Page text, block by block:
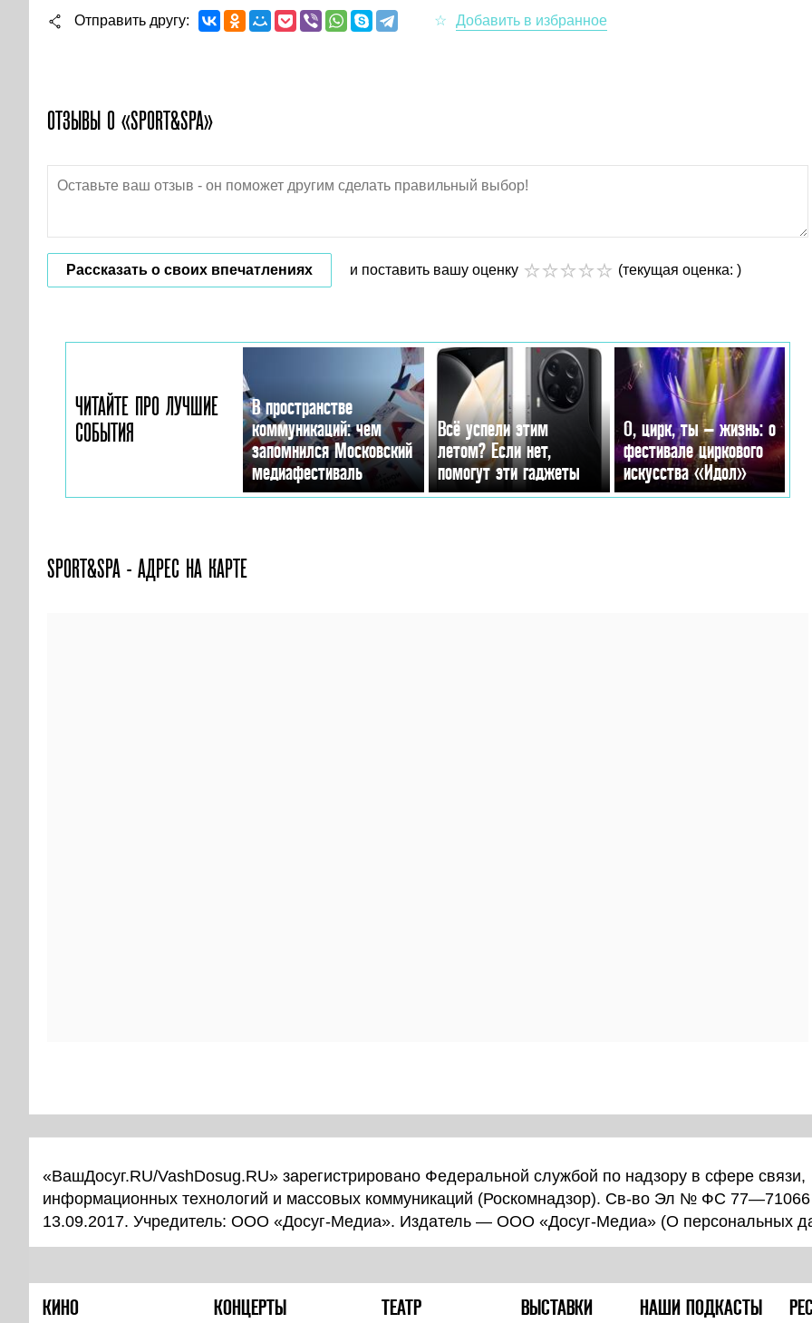
Отправить другу
ОТЗЫВЫ О «SPORT&SPA»
Рассказать о своих впечатлениях и поставить вашу оценку (текущая оценка: )
ЧИТАЙТЕ ПРО ЛУЧШИЕ
СОБЫТИЯ
В пространстве
коммуникаций: чем
запомнился Московский
медиафестиваль
Всё успели этим
летом? Если нет,
помогут эти гаджеты
О, цирк, ты – жизнь: о
фестивале циркового
искусства «Идол»
SPORT&SPA - АДРЕС НА КАРТЕ
«ВашДосуг.RU/VashDosug.RU» зарегистрировано Федеральной службой по надзору в сфере связи,
информационных технологий и массовых коммуникаций (Роскомнадзор). Св-во Эл № ФС 77—71066
13.09.2017. Учредитель: ООО «Досуг-Медиа». Издатель — ООО «Досуг-Медиа» (О персональных
КИНО КОНЦЕРТЫ ТЕАТР ВЫСТАВКИ НАШИ ПОДКАСТЫ